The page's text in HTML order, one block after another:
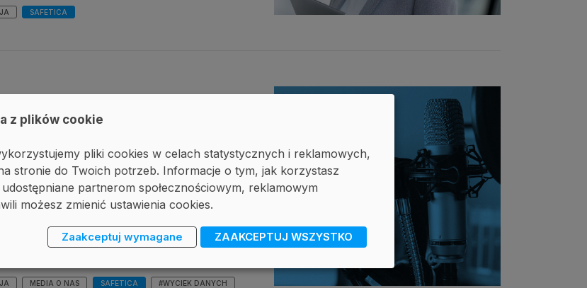
SAFETICA
o tym, jak pracownicy
dane z firmy? Kiedy robią to najczęściej?
w najnowszym odcinku programu
MEDIA O NAS SAFETICA #WYCIEK DANYCH
z plików cookie
pliki cookies w celach statystycznych i reklamowych,
stronie do Twoich potrzeb. Informacje o tym, jak korzystasz
partnerom społecznościowym, reklamowym
możesz zmienić ustawienia cookies.
Zaakceptuj wymagane ZAAKCEPTUJ WSZYSTKO